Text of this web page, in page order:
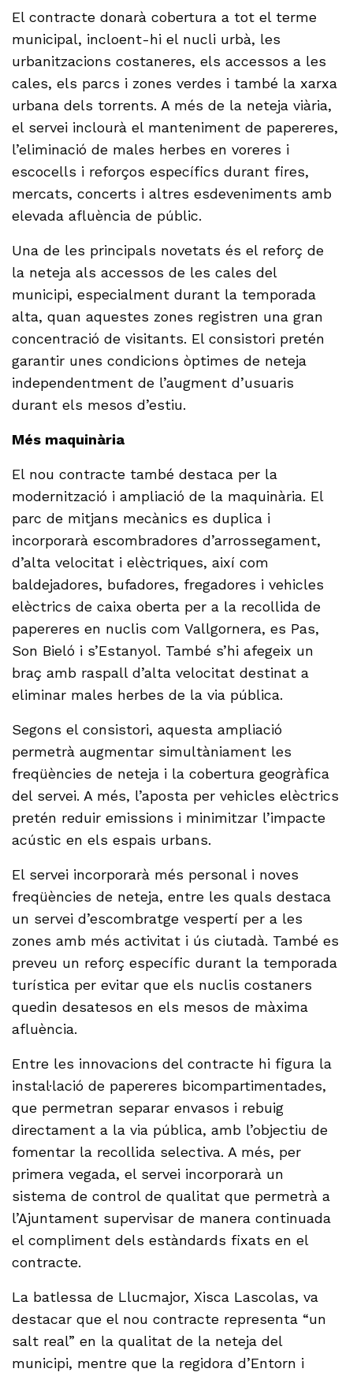
El contracte donarà cobertura a tot el terme
municipal, incloent-hi el nucli urbà, les
urbanitzacions costaneres, els accessos a les
cales, els parcs i zones verdes i també la xarxa
urbana dels torrents. A més de la neteja viària,
el servei inclourà el manteniment de papereres,
l’eliminació de males herbes en voreres i
escocells i reforços específics durant fires,
mercats, concerts i altres esdeveniments amb
elevada afluència de públic.
Una de les principals novetats és el reforç de
la neteja als accessos de les cales del
municipi, especialment durant la temporada
alta, quan aquestes zones registren una gran
concentració de visitants. El consistori pretén
garantir unes condicions òptimes de neteja
independentment de l’augment d’usuaris
durant els mesos d’estiu.
Més maquinària
El nou contracte també destaca per la
modernització i ampliació de la maquinària. El
parc de mitjans mecànics es duplica i
incorporarà escombradores d’arrossegament,
d’alta velocitat i elèctriques, així com
baldejadores, bufadores, fregadores i vehicles
elèctrics de caixa oberta per a la recollida de
papereres en nuclis com Vallgornera, es Pas,
Son Bieló i s’Estanyol. També s’hi afegeix un
braç amb raspall d’alta velocitat destinat a
eliminar males herbes de la via pública.
Segons el consistori, aquesta ampliació
permetrà augmentar simultàniament les
freqüències de neteja i la cobertura geogràfica
del servei. A més, l’aposta per vehicles elèctrics
pretén reduir emissions i minimitzar l’impacte
acústic en els espais urbans.
El servei incorporarà més personal i noves
freqüències de neteja, entre les quals destaca
un servei d’escombratge vespertí per a les
zones amb més activitat i ús ciutadà. També es
preveu un reforç específic durant la temporada
turística per evitar que els nuclis costaners
quedin desatesos en els mesos de màxima
afluència.
Entre les innovacions del contracte hi figura la
instal·lació de papereres bicompartimentades,
que permetran separar envasos i rebuig
directament a la via pública, amb l’objectiu de
fomentar la recollida selectiva. A més, per
primera vegada, el servei incorporarà un
sistema de control de qualitat que permetrà a
l’Ajuntament supervisar de manera continuada
el compliment dels estàndards fixats en el
contracte.
La batlessa de Llucmajor, Xisca Lascolas, va
destacar que el nou contracte representa “un
salt real” en la qualitat de la neteja del
municipi, mentre que la regidora d’Entorn i